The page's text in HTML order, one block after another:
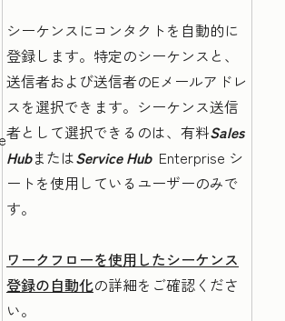
シーケンスにコンタクトを自動的に
登録します。特定のシーケンスと、
送信者および送信者のEメールアドレ
スを選択できます。シーケンス送信
者として選択できるのは、有料Sales
HubまたはService Hub Enterprise シ
ートを使用しているユーザーのみで
す。
ワークフローを使用したシーケンス
登録の自動化の詳細をご確認くださ
い。